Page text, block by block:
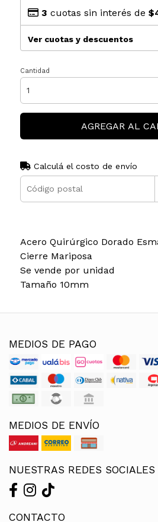
3 cuotas sin interés de
Ver cuotas y descuentos
Cantidad
AGREGAR AL
Calculá el costo de envío
Acero Quirúrgico Dorado
Cierre Mariposa
Se vende por unidad
Tamaño 10mm
MEDIOS DE PAGO
MEDIOS DE ENVÍO
NUESTRAS REDES SOCIALES
CONTACTO